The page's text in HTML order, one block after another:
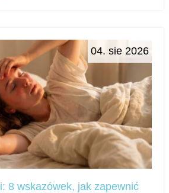
04. sie 2026
8 wskazówek, jak zapewnić